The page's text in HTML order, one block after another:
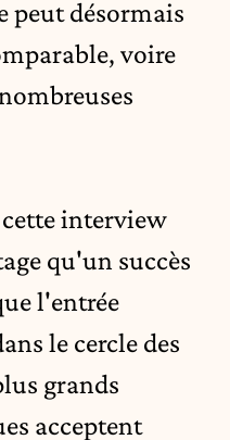
peut désormais
voire
interview
qu'un succès
l'entrée
le cercle des
grands
acceptent